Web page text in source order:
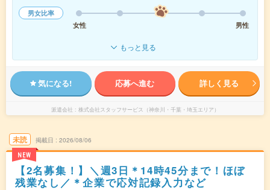
男女比率
女性
男性
もっと見る
気になる! 応募へ進む 詳しく見る
派遣会社 株式会社スタッフサービス（神奈川・千葉・埼玉エリア）
未読
NEW
掲載日 2026/08/06
【2名募集！】＼週3日＊14時45分まで！ほぼ
残業なし／＊企業で応対記録入力など